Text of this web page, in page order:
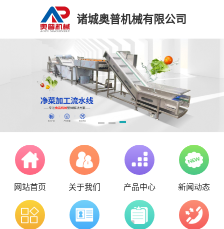
诸城奥普机械有限公司
网站首页 关于我们 产品中心 新闻动态